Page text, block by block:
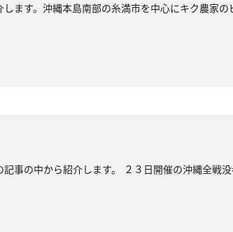
ます。沖縄本島南部の糸満市を中心にキク農家の
事の中から紹介します。 ２３日開催の沖縄全戦